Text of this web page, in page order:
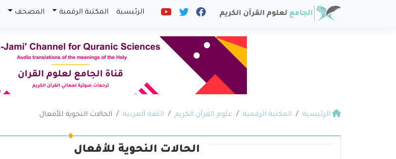
الرئيسية المكتبة الرقمية المصحف
الرئيسية المكتبة الرقمية علوم القرآن الكريم اللغة العربية الحالات النحوية للأفعال
الحالات النحوية للأفعال